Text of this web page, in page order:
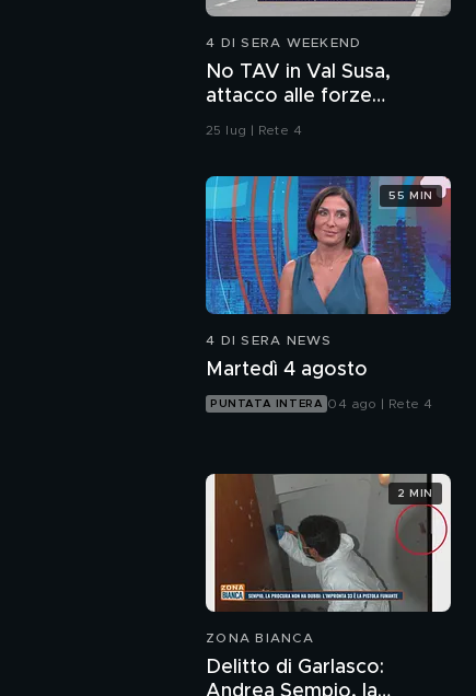
4 DI SERA WEEKEND
No TAV in Val Susa,
attacco alle forze
dell'ordine
25 lug | Rete 4
4 DI SERA NEWS
Martedì 4 agosto
PUNTATA INTERA 04 ago | Rete 4
55 MIN
ZONA BIANCA
Delitto di Garlasco:
Andrea Sempio, la
2 MIN